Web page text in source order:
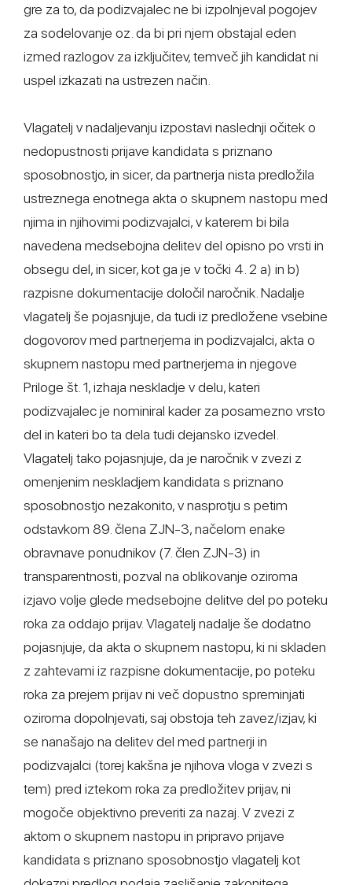
gre za to, da podizvajalec ne bi izpolnjeval pogojev
za sodelovanje oz. da bi pri njem obstajal eden
izmed razlogov za izključitev, temveč jih kandidat ni
uspel izkazati na ustrezen način.
Vlagatelj v nadaljevanju izpostavi naslednji očitek o
nedopustnosti prijave kandidata s priznano
sposobnostjo, in sicer, da partnerja nista predložila
ustreznega enotnega akta o skupnem nastopu med
njima in njihovimi podizvajalci, v katerem bi bila
navedena medsebojna delitev del opisno po vrsti in
obsegu del, in sicer, kot ga je v točki 4. 2 a) in b)
razpisne dokumentacije določil naročnik. Nadalje
vlagatelj še pojasnjuje, da tudi iz predložene vsebine
dogovorov med partnerjema in podizvajalci, akta o
skupnem nastopu med partnerjema in njegove
Priloge št. 1, izhaja neskladje v delu, kateri
podizvajalec je nominiral kader za posamezno vrsto
del in kateri bo ta dela tudi dejansko izvedel.
Vlagatelj tako pojasnjuje, da je naročnik v zvezi z
omenjenim neskladjem kandidata s priznano
sposobnostjo nezakonito, v nasprotju s petim
odstavkom 89. člena ZJN-3, načelom enake
obravnave ponudnikov (7. člen ZJN-3) in
transparentnosti, pozval na oblikovanje oziroma
izjavo volje glede medsebojne delitve del po poteku
roka za oddajo prijav. Vlagatelj nadalje še dodatno
pojasnjuje, da akta o skupnem nastopu, ki ni skladen
z zahtevami iz razpisne dokumentacije, po poteku
roka za prejem prijav ni več dopustno spreminjati
oziroma dopolnjevati, saj obstoja teh zavez/izjav, ki
se nanašajo na delitev del med partnerji in
podizvajalci (torej kakšna je njihova vloga v zvezi s
tem) pred iztekom roka za predložitev prijav, ni
mogoče objektivno preveriti za nazaj. V zvezi z
aktom o skupnem nastopu in pripravo prijave
kandidata s priznano sposobnostjo vlagatelj kot